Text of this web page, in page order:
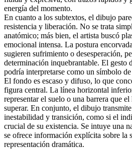
energía del momento.
En cuanto a los subtextos, el dibujo
resistencia y liberación. No se trata
anatómico; más bien, el artista buscó
emocional intensa. La postura
sugieren sufrimiento o desesperación,
determinación inquebrantable. El gesto
podría interpretarse como un símbolo
El fondo es escaso y difuso, lo que
figura central. La línea horizontal
representar el suelo o una barrera que
superar. En conjunto, el dibujo
inestabilidad y transición, como si el
crucial de su existencia. Se intuye una
se ofrece información explícita sobre la
representación dramática.